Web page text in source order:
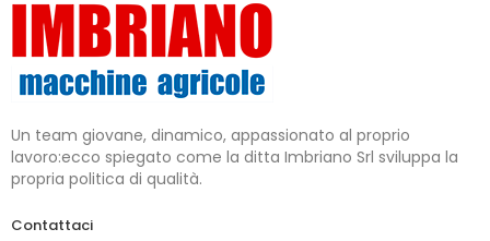
Un team giovane, dinamico, appassionato al proprio
lavoro:ecco spiegato come la ditta Imbriano Srl sviluppa la
propria politica di qualità.
Contattaci